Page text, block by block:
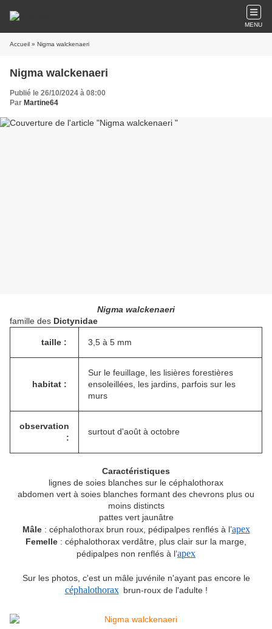
MENU
Accueil » Nigma walckenaeri
Nigma walckenaeri
Publié le 26/10/2024 à 08:00
Par Martine64
Nigma walckenaeri
famille des Dictynidae
taille : 3,5 à 5 mm
habitat :
Sur le feuillage, les lisières forestières
ensoleillées, les jardins, parfois sur les
murs
observation
:
surtout d'août à octobre
Caractéristiques
lignes de soies blanches sur le céphalothorax
abdomen vert à soies blanches formant des chevrons plus ou
moins distincts
pattes vert jaunâtre
Mâle : céphalothorax brun roux, pédipalpes renflés à l’apex
Femelle : céphalothorax verdâtre, plus clair sur la marge,
pédipalpes non renflés à l’apex
Sur les photos, c'est un mâle juvénile n'ayant pas encore le
céphalothorax brun-roux de l'adulte !